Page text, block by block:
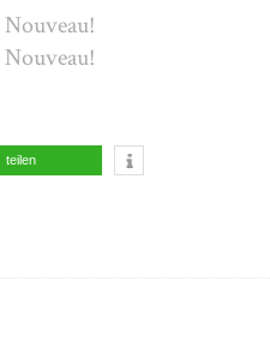
teilen